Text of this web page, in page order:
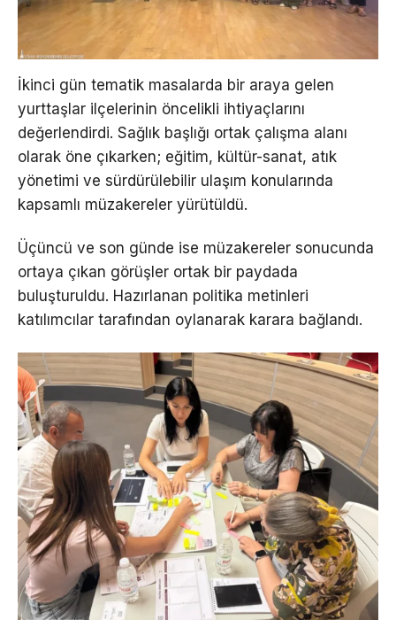
İkinci gün tematik masalarda bir araya gelen
yurttaşlar ilçelerinin öncelikli ihtiyaçlarını
değerlendirdi. Sağlık başlığı ortak çalışma alanı
olarak öne çıkarken; eğitim, kültür-sanat, atık
yönetimi ve sürdürülebilir ulaşım konularında
kapsamlı müzakereler yürütüldü.
Üçüncü ve son günde ise müzakereler sonucunda
ortaya çıkan görüşler ortak bir paydada
buluşturuldu. Hazırlanan politika metinleri
katılımcılar tarafından oylanarak karara bağlandı.